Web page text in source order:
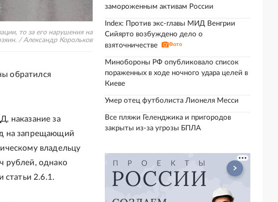
то за его нарушения на
/ Александр Корольков
обратился
наказание за
на запрещающий
владельцу
рублей, однако
статьи 2.6.1.
замороженным активам России
Index: Против экс-главы МИД Венгрии
Сийярто возбуждено дело о
взяточничестве
Фото
Минобороны РФ опубликовало список
пораженных в ходе ночного удара целей в
Киеве
Умер отец футболиста Лионеля Месси
Все пляжи Геленджика и пригородов
закрыты из-за угрозы БПЛА